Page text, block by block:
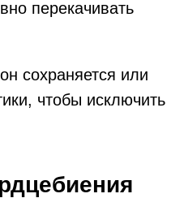
перекачивать
сохраняется или
чтобы исключить